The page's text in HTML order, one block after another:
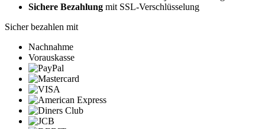
Sichere Bezahlung mit SSL-Verschlüsselung
Sicher bezahlen mit
Nachnahme
Vorauskasse